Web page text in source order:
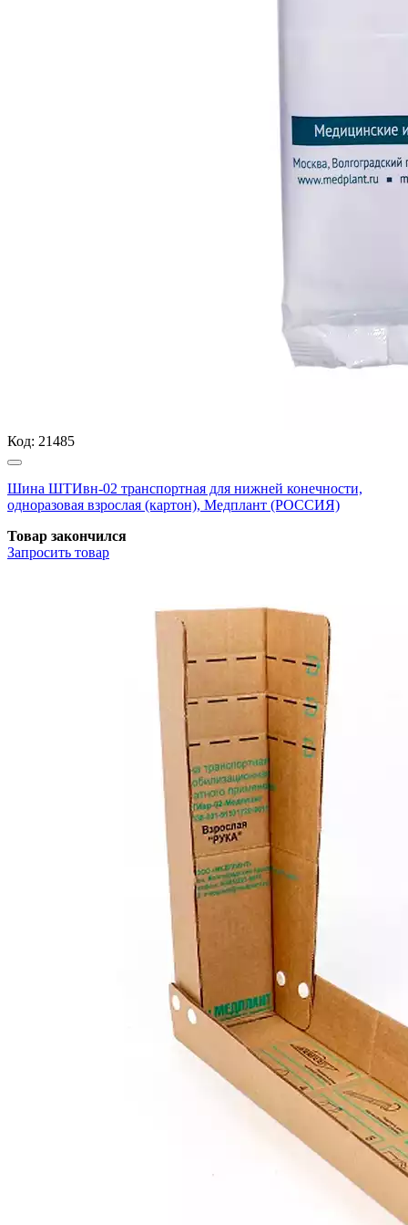
Код: 21485
Шина ШТИвн-02 транспортная для нижней конечности,
одноразовая взрослая (картон), Медплант (РОССИЯ)
Товар закончился
Запросить товар